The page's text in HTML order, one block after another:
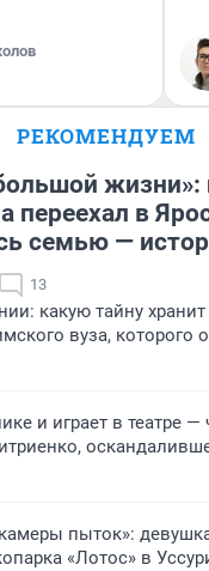
РЕКОМЕНДУЕМ
жизни»:
переехал в
семью —
13
какую тайну
вуза, которого
и играет в театре —
пыток»:
«Лотос» в